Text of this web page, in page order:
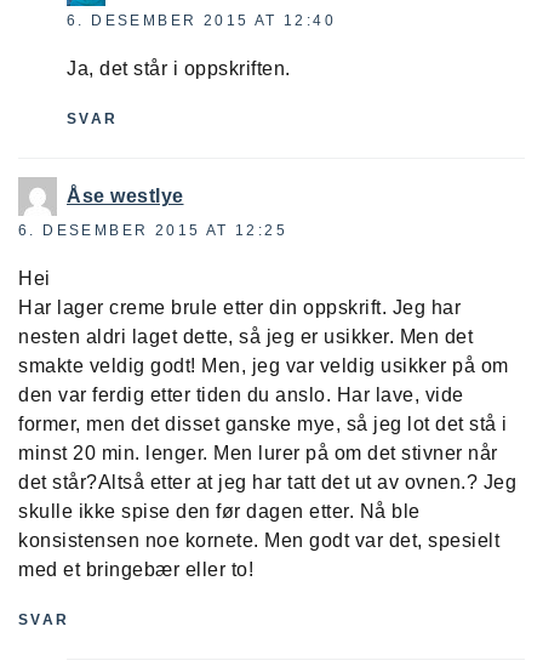
6. DESEMBER 2015 AT 12:40
Ja, det står i oppskriften.
SVAR
Åse westlye
6. DESEMBER 2015 AT 12:25
Hei
Har lager creme brule etter din oppskrift. Jeg har
nesten aldri laget dette, så jeg er usikker. Men det
smakte veldig godt! Men, jeg var veldig usikker på om
den var ferdig etter tiden du anslo. Har lave, vide
former, men det disset ganske mye, så jeg lot det stå i
minst 20 min. lenger. Men lurer på om det stivner når
det står?Altså etter at jeg har tatt det ut av ovnen.? Jeg
skulle ikke spise den før dagen etter. Nå ble
konsistensen noe kornete. Men godt var det, spesielt
med et bringebær eller to!
SVAR